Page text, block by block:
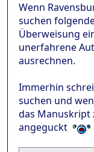
Wenn
suchen
Überweisung
unerfahrene
ausrechnen.
Immerhin
suchen und
das Manuskript
angeguckt